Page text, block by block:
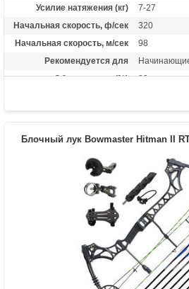
Усилие натяжения (кг)
7-27
Начальная скорость, ф/сек
320
Начальная скорость, м/сек
98
Рекомендуется для
Сброс усилия (%)
80
Высота базы (дюймы)
7.4
Материалы изделия
Рукоять -
алюминий
тетива -
Назначение
Блочный лук Bowmaster Hitman II